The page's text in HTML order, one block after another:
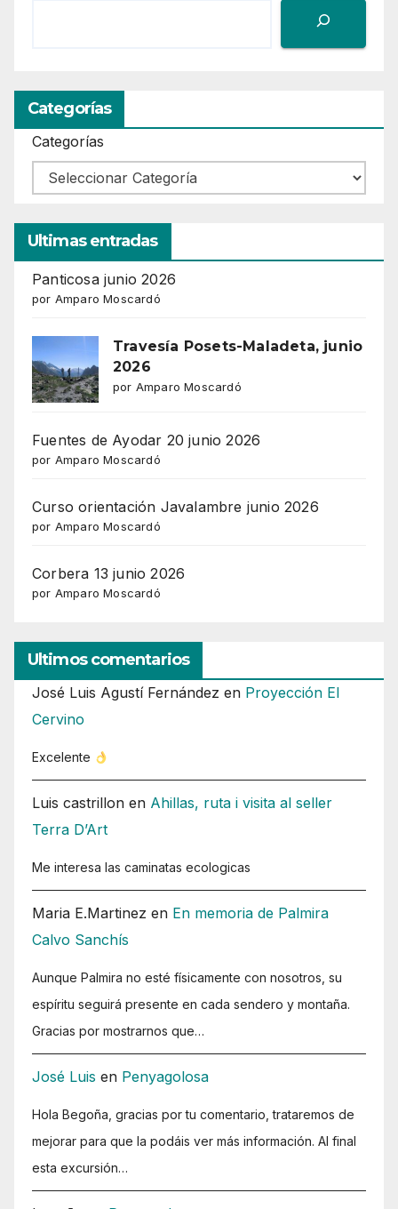
Categorías
Categorías
Ultimas entradas
Panticosa junio 2026
por Amparo Moscardó
Travesía Posets-Maladeta, junio
2026
por Amparo Moscardó
Fuentes de Ayodar 20 junio 2026
por Amparo Moscardó
Curso orientación Javalambre junio 2026
por Amparo Moscardó
Corbera 13 junio 2026
por Amparo Moscardó
Ultimos comentarios
José Luis Agustí Fernández en Proyección El
Cervino
Excelente
Luis castrillon en Ahillas, ruta i visita al seller
Terra D’Art
Me interesa las caminatas ecologicas
Maria E.Martinez en En memoria de Palmira
Calvo Sanchís
Aunque Palmira no esté físicamente con nosotros, su
espíritu seguirá presente en cada sendero y montaña.
Gracias por mostrarnos que…
José Luis en Penyagolosa
Hola Begoña, gracias por tu comentario, trataremos de
mejorar para que la podáis ver más información. Al final
esta excursión…